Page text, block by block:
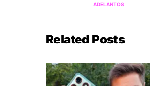
ADELANTOS
Related Posts